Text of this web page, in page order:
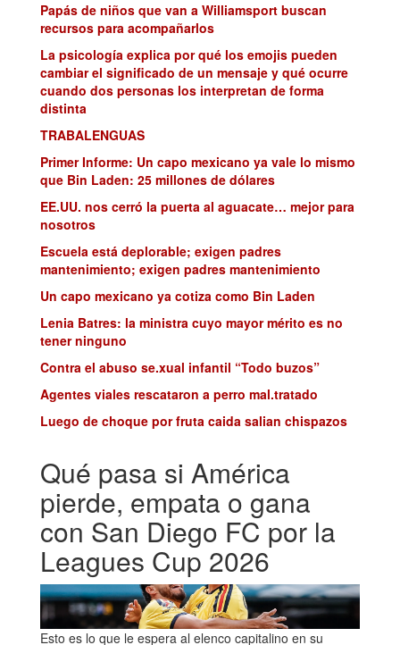
Papás de niños que van a Williamsport buscan
recursos para acompañarlos
La psicología explica por qué los emojis pueden
cambiar el significado de un mensaje y qué ocurre
cuando dos personas los interpretan de forma
distinta
TRABALENGUAS
Primer Informe: Un capo mexicano ya vale lo mismo
que Bin Laden: 25 millones de dólares
EE.UU. nos cerró la puerta al aguacate… mejor para
nosotros
Escuela está deplorable; exigen padres
mantenimiento; exigen padres mantenimiento
Un capo mexicano ya cotiza como Bin Laden
Lenia Batres: la ministra cuyo mayor mérito es no
tener ninguno
Contra el abuso se.xual infantil “Todo buzos”
Agentes viales rescataron a perro mal.tratado
Luego de choque por fruta caida salian chispazos
Qué pasa si América
pierde, empata o gana
con San Diego FC por la
Leagues Cup 2026
Esto es lo que le espera al elenco capitalino en su